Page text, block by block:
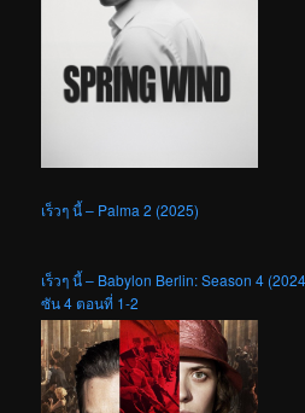
เร็วๆ นี้ – Palma 2 (2025)
เร็วๆ นี้ – Babylon Berlin: Season 4
ซัน 4 ตอนที่ 1-2